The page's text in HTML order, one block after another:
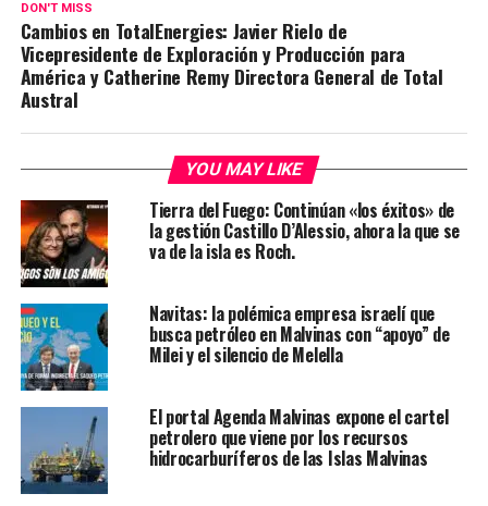
DON'T MISS
Cambios en TotalEnergies: Javier Rielo de
Vicepresidente de Exploración y Producción para
América y Catherine Remy Directora General de Total
Austral
YOU MAY LIKE
Tierra del Fuego: Continúan «los éxitos» de
la gestión Castillo D’Alessio, ahora la que se
va de la isla es Roch.
Navitas: la polémica empresa israelí que
busca petróleo en Malvinas con “apoyo” de
Milei y el silencio de Melella
El portal Agenda Malvinas expone el cartel
petrolero que viene por los recursos
hidrocarburíferos de las Islas Malvinas